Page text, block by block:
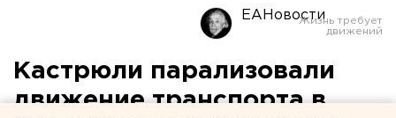
ЕАНовости
Кастрюли парализовали
движение транспорта в